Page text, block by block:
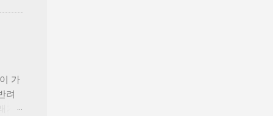
등
마
산
지로
가
려